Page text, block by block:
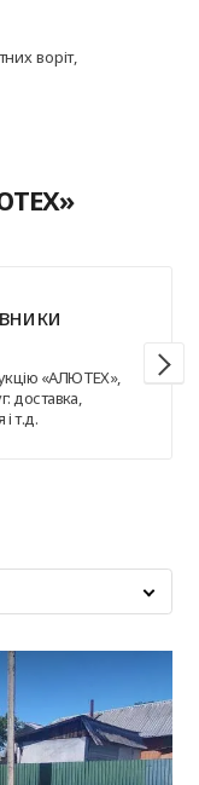
воріт,
«АЛЮТЕХ»,
доставка,
т.д.